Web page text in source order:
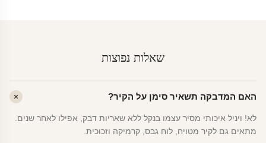
שאלות נפוצות
האם המדבקה תשאיר סימן על הקיר?
לא! ויניל איכותי מסיר עצמו בנקל ללא שאריות דבק, אפילו לאחר שנים.
מתאים גם לקיר מטויח, לוח גבס, קרמיקה וזכוכית.